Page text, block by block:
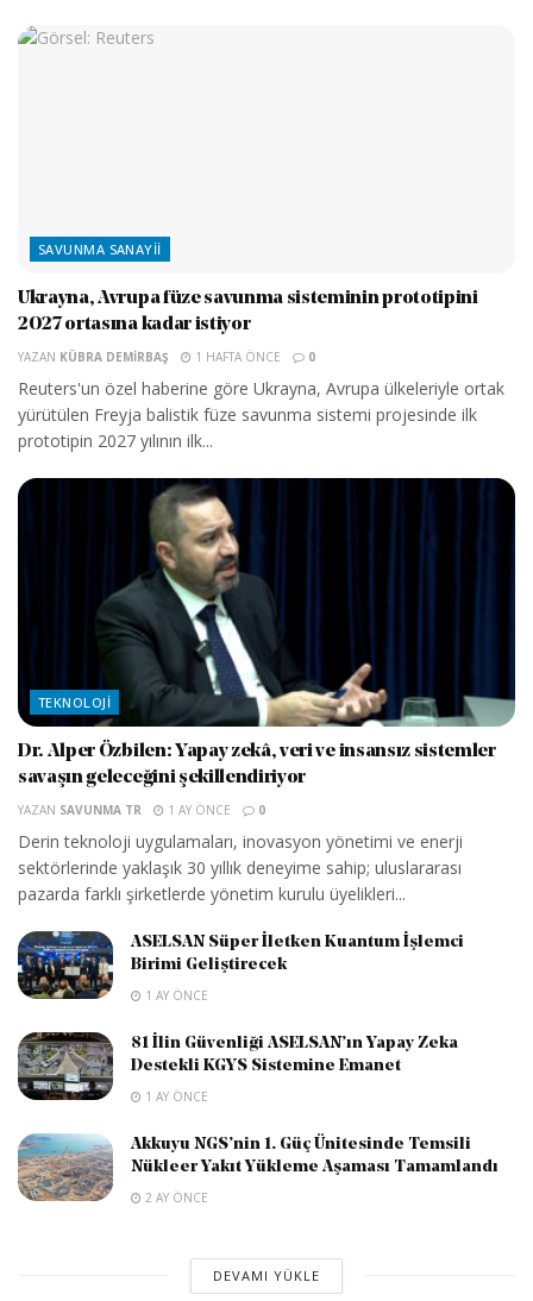
SAVUNMA SANAYII
Ukrayna, Avrupa füze savunma sisteminin prototipini
2027 ortasına kadar istiyor
YAZAN KÜBRA DEMIRBAŞ 1 HAFTA ÖNCE 0
Reuters'un özel haberine göre Ukrayna, Avrupa ülkeleriyle ortak
yürütülen Freyja balistik füze savunma sistemi projesinde ilk
prototipin 2027 yılının ilk...
TEKNOLOJI
Dr. Alper Özbilen: Yapay zekâ, veri ve insansız sistemler
savaşın geleceğini şekillendiriyor
YAZAN SAVUNMA TR 1 AY ÖNCE 0
Derin teknoloji uygulamaları, inovasyon yönetimi ve enerji
sektörlerinde yaklaşık 30 yıllık deneyime sahip; uluslararası
pazarda farklı şirketlerde yönetim kurulu üyelikleri...
ASELSAN Süper İletken Kuantum İşlemci
Birimi Geliştirecek
1 AY ÖNCE
81 İlin Güvenliği ASELSAN’ın Yapay Zeka
Destekli KGYS Sistemine Emanet
1 AY ÖNCE
Akkuyu NGS’nin 1. Güç Ünitesinde Temsili
Nükleer Yakıt Yükleme Aşaması Tamamlandı
2 AY ÖNCE
DEVAMI YÜKLE